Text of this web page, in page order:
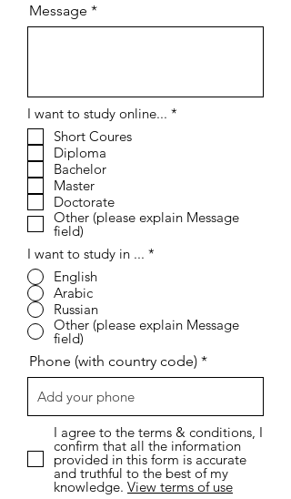
Message
I want to study online... *
Short Coures
Diploma
Bachelor
Master
Doctorate
Other (please explain Message
field)
I want to study in ... *
English
Arabic
Russian
Other (please explain Message
field)
Phone (with country code)
I agree to the terms & conditions, I
confirm that all the information
provided in this form is accurate
and truthful to the best of my
knowledge. View terms of use